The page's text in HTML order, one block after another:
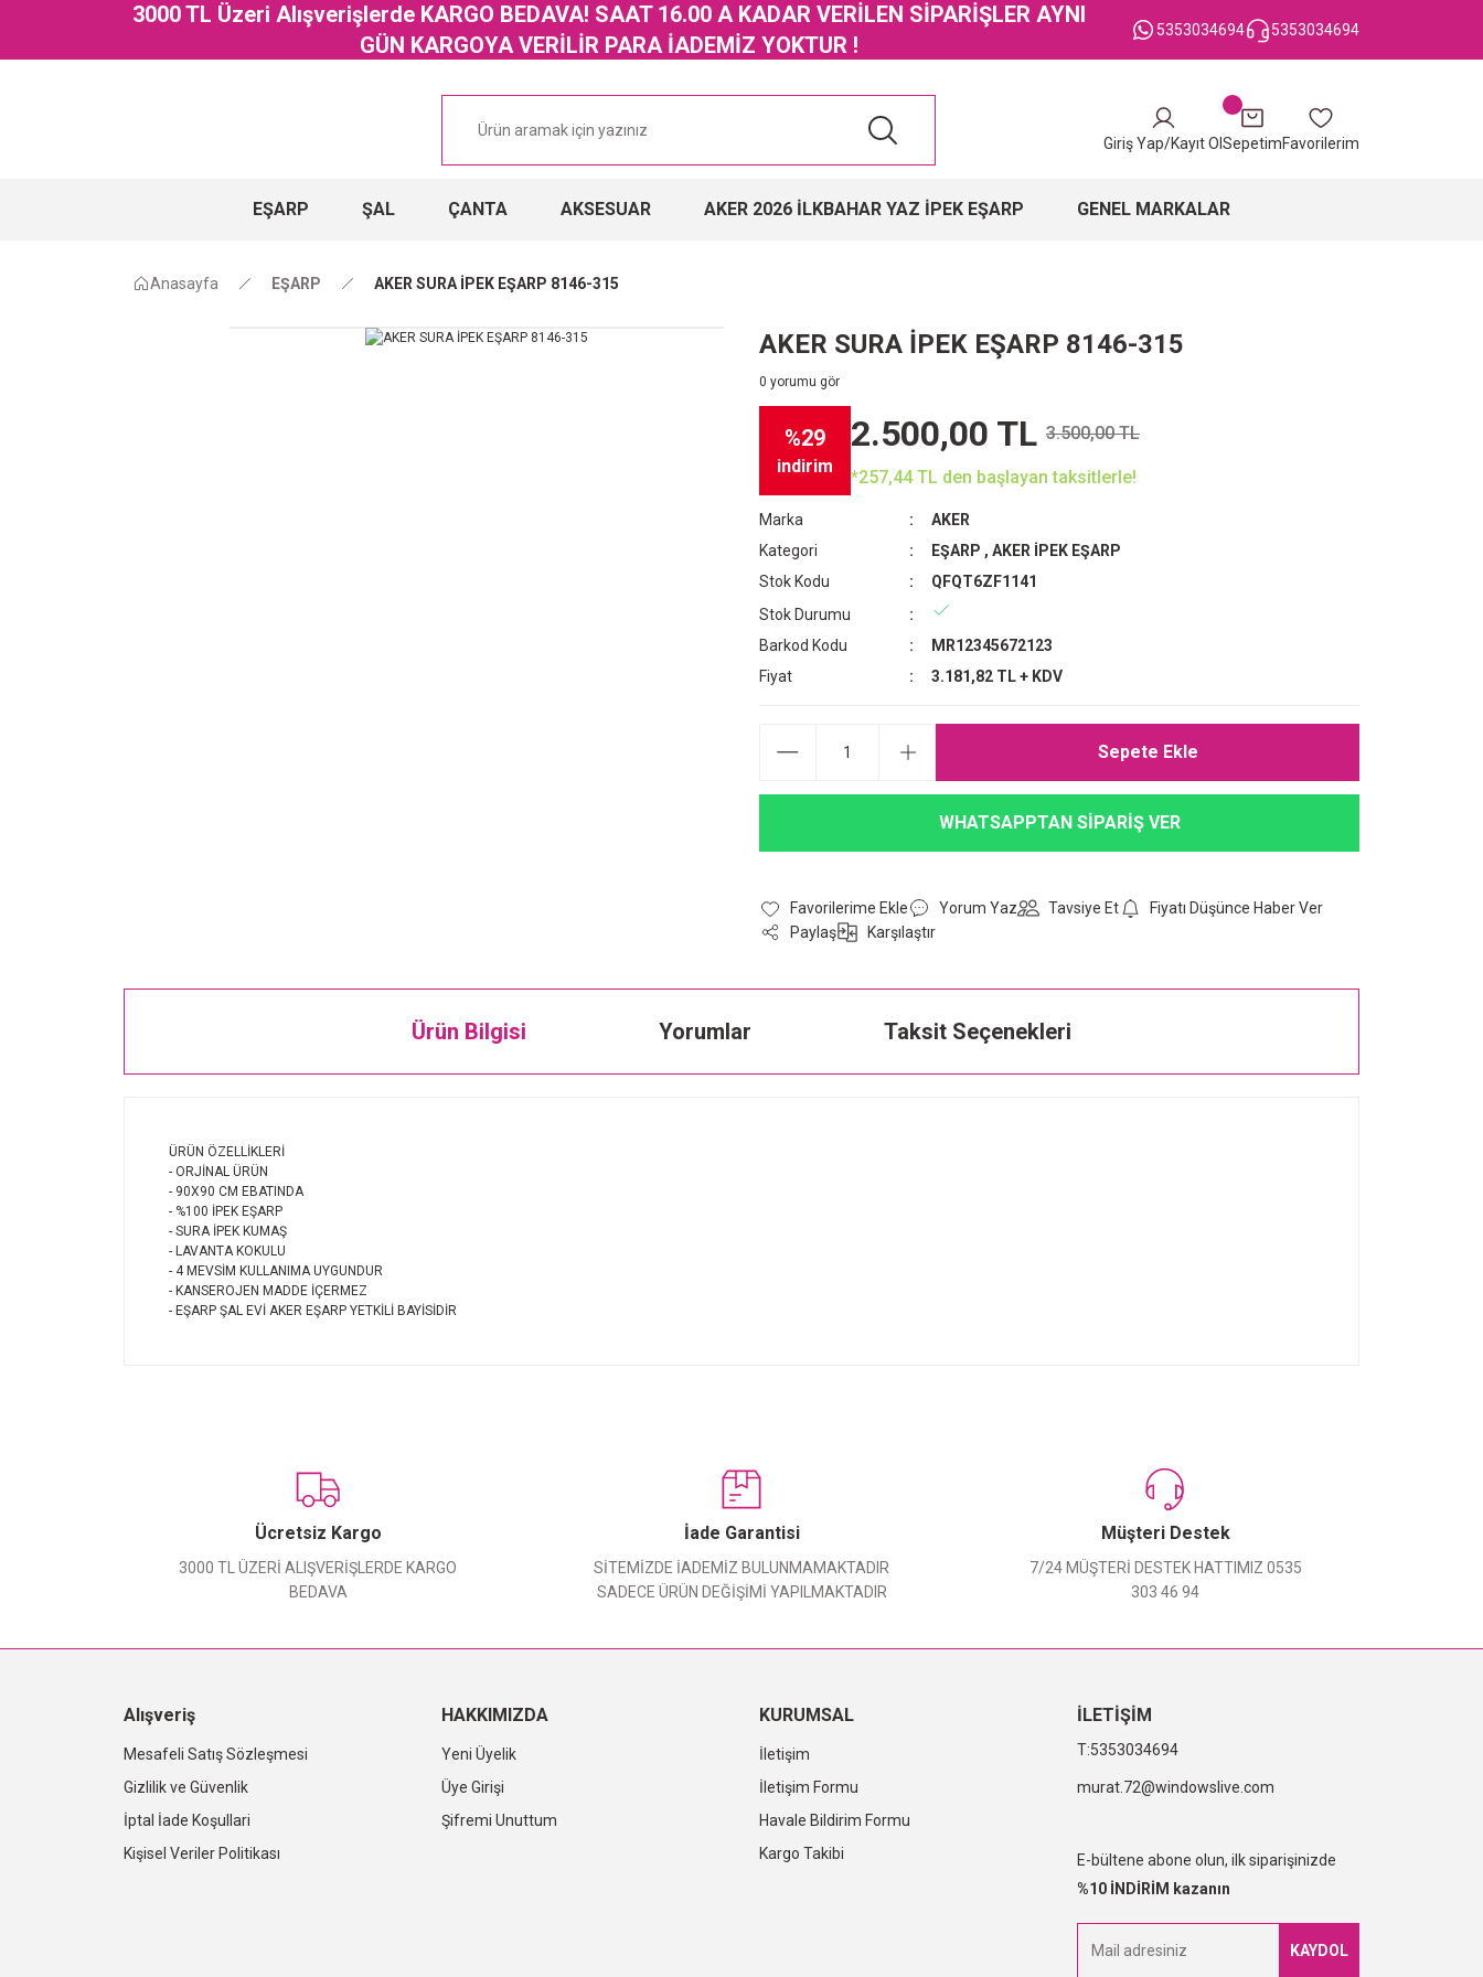
3000 TL Üzeri Alışverişlerde KARGO BEDAVA! SAAT 16.00 A KADAR VERİLEN SİPARİŞLER AYNI
GÜN KARGOYA VERİLİR PARA İADEMİZ YOKTUR !
5353034694 5353034694
Giriş Yap/Kayıt Ol SepetimFavorilerim
EŞARP ŞAL ÇANTA AKSESUAR AKER 2026 İLKBAHAR YAZ İPEK EŞARP GENEL MARKALAR
Anasayfa EŞARP AKER SURA İPEK EŞARP 8146-315
AKER SURA İPEK EŞARP 8146-315
0 yorumu gör
%29
indirim
2.500,00 TL 3.500,00 TL
*257,44 TL den başlayan taksitlerle!
Marka
AKER
Kategori
EŞARP , AKER İPEK EŞARP
Stok Kodu
QFQT6ZF1141
Stok Durumu
Barkod Kodu
MR12345672123
Fiyat
3.181,82 TL + KDV
Sepete Ekle
WHATSAPPTAN SİPARİŞ VER
Yorum Yaz Tavsiye Et
Fiyatı Düşünce Haber Ver
Paylaş
Karşılaştır
Ürün Bilgisi Yorumlar Taksit Seçenekleri
ÜRÜN ÖZELLİKLERİ
- ORJİNAL ÜRÜN
- 90X90 CM EBATINDA
- %100 İPEK EŞARP
- SURA İPEK KUMAŞ
- LAVANTA KOKULU
- 4 MEVSİM KULLANIMA UYGUNDUR
- KANSEROJEN MADDE İÇERMEZ
- EŞARP ŞAL EVİ AKER EŞARP YETKİLİ BAYİSİDİR
Yorum Yaz
Ücretsiz Kargo
3000 TL ÜZERİ ALIŞVERİŞLERDE KARGO
BEDAVA
İade Garantisi
SİTEMİZDE İADEMİZ BULUNMAMAKTADIR
SADECE ÜRÜN DEĞİŞİMİ YAPILMAKTADIR
Müşteri Destek
7/24 MÜŞTERİ DESTEK HATTIMIZ 0535
303 46 94
Alışveriş
Mesafeli Satış Sözleşmesi
Gizlilik ve Güvenlik
İptal İade Koşullari
Kişisel Veriler Politikası
HAKKIMIZDA
Yeni Üyelik
Üye Girişi
Şifremi Unuttum
KURUMSAL
İletişim
İletişim Formu
Havale Bildirim Formu
Kargo Takibi
İLETİŞİM
5353034694
murat.72@windowslive.com
E-bültene abone olun, ilk siparişinizde
%10 İNDİRİM kazanın
KAYDOL